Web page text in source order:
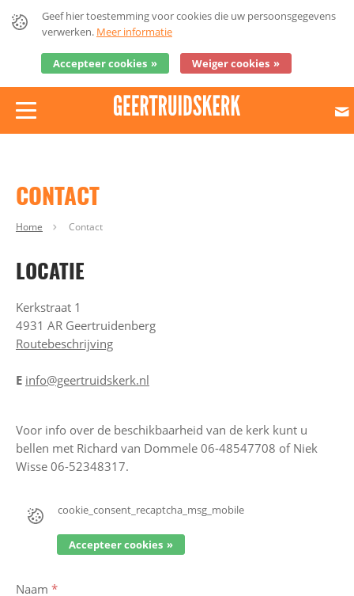
Geef hier toestemming voor cookies die uw persoonsgegevens
verwerken. Meer informatie
Accepteer cookies Weiger cookies
[error-SH-searchBar()]
CONTACT
Home Contact
LOCATIE
Kerkstraat 1
4931 AR Geertruidenberg
Routebeschrijving
E info@geertruidskerk.nl
Voor info over de beschikbaarheid van de kerk kunt u
bellen met Richard van Dommele 06-48547708 of Niek
Wisse 06-52348317.
cookie_consent_recaptcha_msg_mobile
Accepteer cookies
Naam *